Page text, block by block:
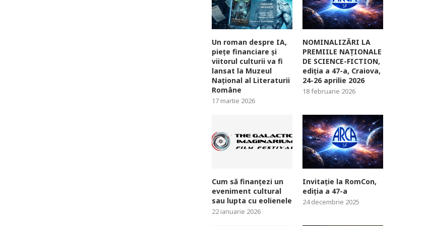
Un roman despre IA,
piețe financiare și
viitorul culturii va fi
lansat la Muzeul
Național al Literaturii
Române
17 martie 2026
NOMINALIZĂRI LA
PREMIILE NAȚIONALE
DE SCIENCE-FICTION,
ediția a 47-a, Craiova,
24-26 aprilie 2026
18 februarie 2026
Cum să finanțezi un
eveniment cultural
sau lupta cu eolienele
22 ianuarie 2026
Invitație la RomCon,
ediția a 47-a
24 decembrie 2025